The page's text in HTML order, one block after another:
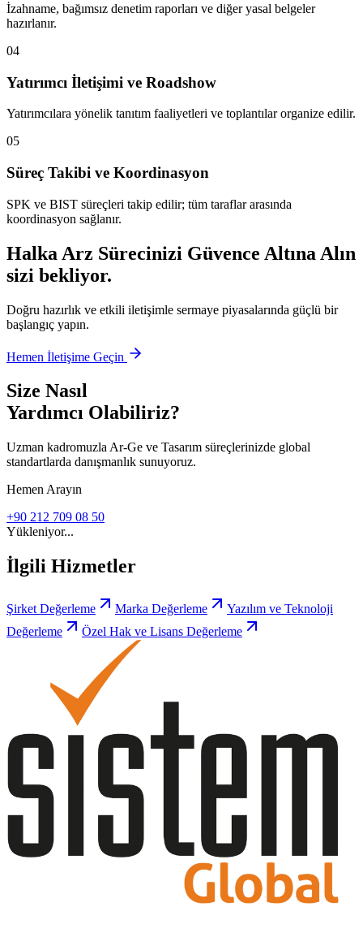
İzahname, bağımsız denetim raporları ve diğer yasal belgeler
hazırlanır.
04
Yatırımcı İletişimi ve Roadshow
Yatırımcılara yönelik tanıtım faaliyetleri ve toplantılar organize edilir.
05
Süreç Takibi ve Koordinasyon
SPK ve BIST süreçleri takip edilir; tüm taraflar arasında
koordinasyon sağlanır.
Halka Arz Sürecinizi Güvence Altına Alın
sizi bekliyor.
Doğru hazırlık ve etkili iletişimle sermaye piyasalarında güçlü bir
başlangıç yapın.
Hemen İletişime Geçin
Size Nasıl
Yardımcı Olabiliriz?
Uzman kadromuzla Ar-Ge ve Tasarım süreçlerinizde global
standartlarda danışmanlık sunuyoruz.
Hemen Arayın
+90 212 709 08 50
Yükleniyor...
İlgili Hizmetler
Şirket Değerleme Marka Değerleme
Yazılım ve Teknoloji
Değerleme
Özel Hak ve Lisans Değerleme